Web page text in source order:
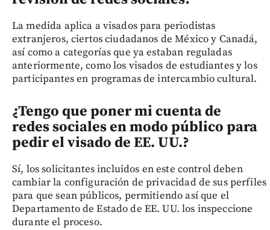
La medida aplica a visados para periodistas
extranjeros, ciertos ciudadanos de México y Canadá,
así como a categorías que ya estaban reguladas
anteriormente, como los visados de estudiantes y los
participantes en programas de intercambio cultural.
¿Tengo que poner mi cuenta de
redes sociales en modo público para
pedir el visado de EE. UU.?
Sí, los solicitantes incluidos en este control deben
cambiar la configuración de privacidad de sus perfiles
para que sean públicos, permitiendo así que el
Departamento de Estado de EE. UU. los inspeccione
durante el proceso.